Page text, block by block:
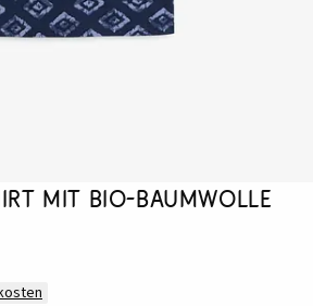
mit Bio-Baumwolle